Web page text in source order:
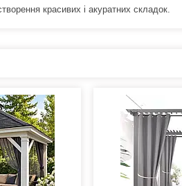
красивих і акуратних складок.